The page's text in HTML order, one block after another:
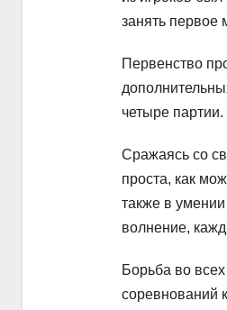
занять первое
Первенство
четыре партии.
Сражаясь со
проста, как
также в
волнение,
Борьба во
соревнований